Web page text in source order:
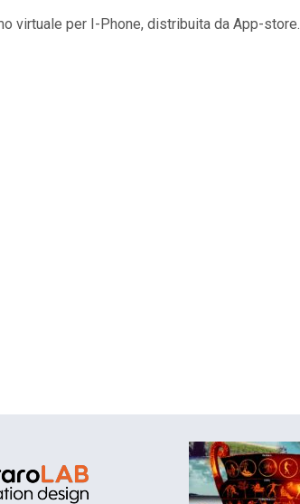
virtuale per I-Phone, distribuita da App-store.